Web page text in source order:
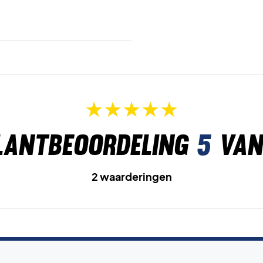
5
2 waarderingen